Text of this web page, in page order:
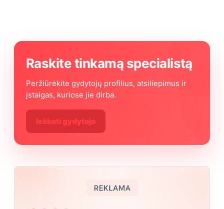
Raskite tinkamą specialistą
Peržiūrėkite gydytojų profilius, atsiliepimus ir
įstaigas, kuriose jie dirba.
Ieškoti gydytojo